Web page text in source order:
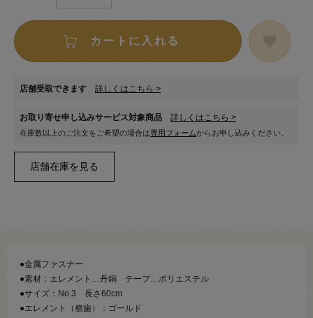
カートに入れる
店舗受取できます 詳しくはこちら >
お取り寄せ申し込みサービス対象商品 詳しくはこちら >
在庫数以上のご注文をご希望の場合は専用フォームからお申し込みください。
●金属ファスナー
●素材：エレメント…丹銅 テープ…ポリエステル
●サイズ：No.3 長さ60cm
●エレメント（務歯）：ゴールド